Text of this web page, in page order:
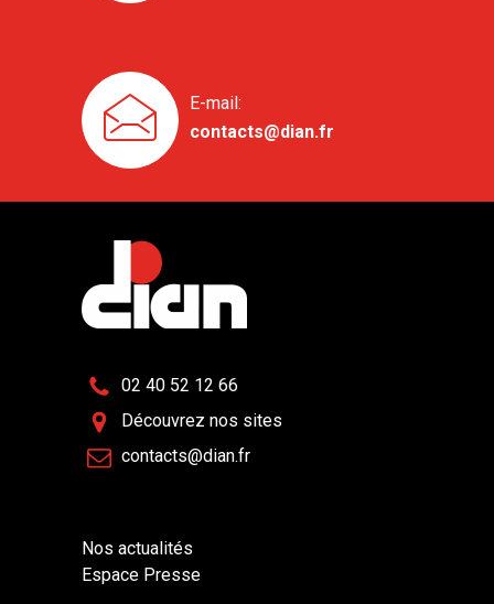
E-mail:
contacts@dian.fr
02 40 52 12 66
Découvrez nos sites
contacts@dian.fr
Nos actualités
Espace Presse